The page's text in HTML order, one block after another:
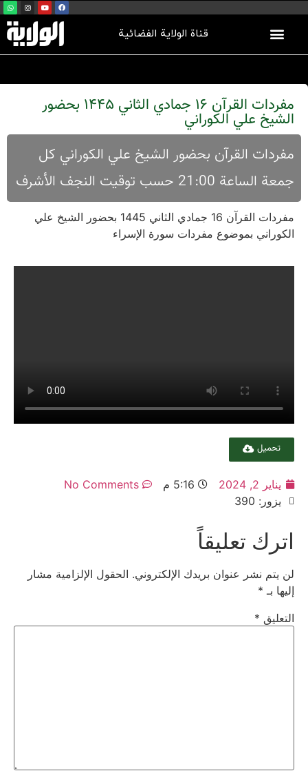
قناة الولاية الفضائية
مفردات القرآن 16 جمادي الثاني 1445 بحضور
الشیخ علي الکوراني
مفردات القرآن بحضور الشيخ علي الكوراني كل
جمعة الساعة 21:00 حسب توقيت النجف الأشرف
مفردات القرآن 16 جمادي الثاني 1445 بحضور الشیخ علي
الکوراني بموضوع مفردات سورة الإسراء
تحميل
يناير 2, 2024 5:16 م
No Comments
يزور: 390
اترك تعليقاً
لن يتم نشر عنوان بريدك الإلكتروني. الحقول الإلزامية مشار
إليها بـ *
التعليق *